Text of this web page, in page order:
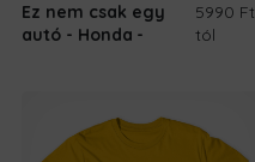
Ez nem csak egy
autó - Honda
5990 Ft
tól